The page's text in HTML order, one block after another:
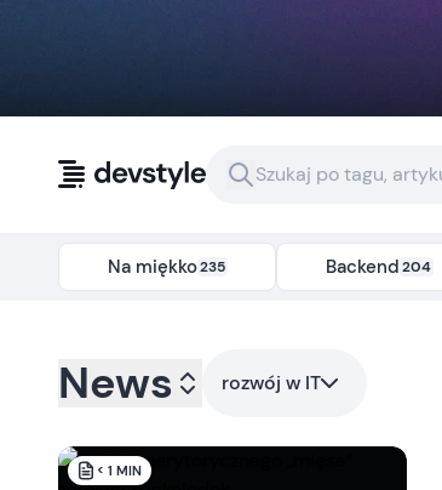
Na miękko235 Backend204
Kategoria:
News rozwój w IT
< 1 MIN